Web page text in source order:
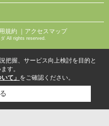
規約 ｜アクセスマップ
All rights reserved.
把握、サービス向上検討を目的と
す。
て」 をご確認ください。